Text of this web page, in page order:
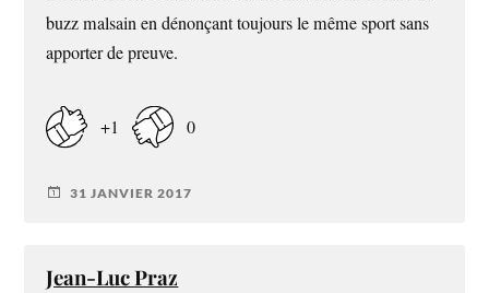
buzz malsain en dénonçant toujours le même sport sans
apporter de preuve.
+1 0
31 JANVIER 2017
Jean-Luc Praz